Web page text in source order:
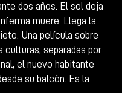
dos años. El sol deja
muere. Llega la
Una película sobre
culturas, separadas por
el nuevo habitante
su balcón. Es la